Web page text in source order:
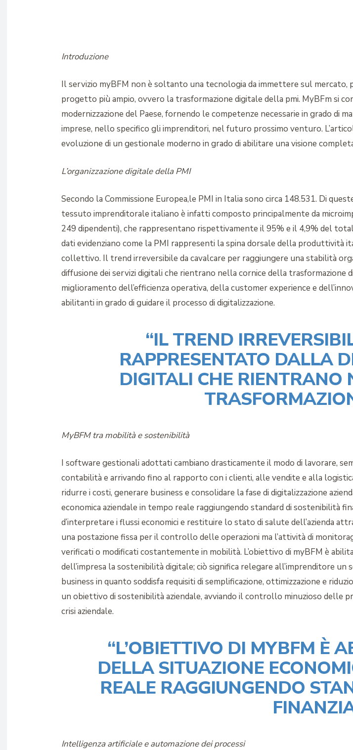
Introduzione
Il servizio myBFM non è soltanto una tecnologia da immettere sul mercato,
progetto più ampio, ovvero la trasformazione digitale della pmi. MyBFm si
modernizzazione del Paese, fornendo le competenze necessarie in grado di
imprese, nello specifico gli imprenditori, nel futuro prossimo venturo.
evoluzione di un gestionale moderno in grado di abilitare una visione
L’organizzazione digitale della PMI
Secondo la Commissione Europea,le PMI in Italia sono circa 148.531. Di
tessuto imprenditorale italiano è infatti composto principalmente da
249 dipendenti), che rappresentano rispettivamente il 95% e il 4,9% del
dati evidenziano come la PMI rappresenti la spina dorsale della produttività
collettivo. Il trend irreversibile da cavalcare per raggiungere una stabilità
diffusione dei servizi digitali che rientrano nella cornice della trasformazione
miglioramento dell’efficienza operativa, della customer experience e
abilitanti in grado di guidare il processo di digitalizzazione.
“IL TREND
RAPPRESENTATO DALLA
DIGITALI CHE RIENTRANO
MyBFM tra mobilità e sostenibilità
I software gestionali adottati cambiano drasticamente il modo di lavorare,
contabilità e arrivando fino al rapporto con i clienti, alle vendite e alla
ridurre i costi, generare business e consolidare la fase di digitalizzazione
economica aziendale in tempo reale raggiungendo standard di sostenibilità
d’interpretare i flussi economici e restituire lo stato di salute dell’azienda
una postazione fissa per il controllo delle operazioni ma l’attività di
verificati o modificati costantemente in mobilità. L’obiettivo di myBFM è
dell’impresa la sostenibilità digitale; ciò significa relegare all’imprenditore
business in quanto soddisfa requisiti di semplificazione, ottimizzazione e
un obiettivo di sostenibilità aziendale, avviando il controllo minuzioso delle
crisi aziendale.
“L’OBIETTIVO DI MYBFM È
DELLA SITUAZIONE
REALE RAGGIUNGENDO
Intelligenza artificiale e automazione dei processi